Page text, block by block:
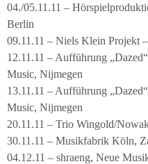
04./05.11.11 –
Berlin
09.11.11 – Niels Klein Projekt
12.11.11 – Aufführung
Music, Nijmegen
13.11.11 – Aufführung
Music, Nijmegen
20.11.11 – Trio Wingold/
30.11.11 – Musikfabrik Köln,
04.12.11 – shraeng, Neue